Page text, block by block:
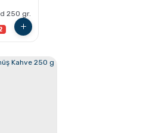
İzoleli Çocuk Su Şişesi
250 gr.